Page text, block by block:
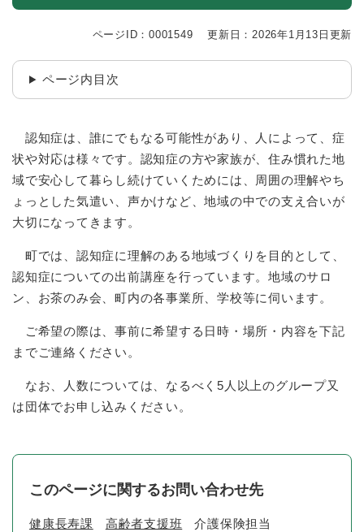
ページID：0001549 更新日：2026年1月13日更新
ページ内目次
認知症は、誰にでもなる可能性があり、人によって、症
状や対応は様々です。認知症の方や家族が、住み慣れた地
域で安心して暮らし続けていくためには、周囲の理解やち
ょっとした気遣い、声かけなど、地域の中での支え合いが
大切になってきます。
町では、認知症に理解のある地域づくりを目的として、
認知症についての出前講座を行っています。地域のサロ
ン、お茶のみ会、町内の各事業所、学校等に伺います。
ご希望の際は、事前に希望する日時・場所・内容を下記
までご連絡ください。
なお、人数については、なるべく5人以上のグループ又
は団体でお申し込みください。
このページに関するお問い合わせ先
健康長寿課 高齢者支援班 介護保険担当